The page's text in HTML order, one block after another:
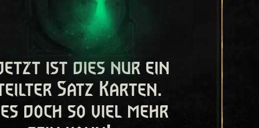
jetzt ist dies nur ein
Satz Karten.
doch so viel mehr